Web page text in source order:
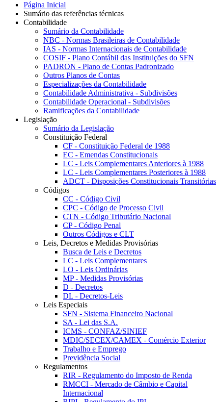
Página Inicial
Sumário das referências técnicas
Contabilidade
Sumário da Contabilidade
NBC - Normas Brasileiras de Contabilidade
IAS - Normas Internacionais de Contabilidade
COSIF - Plano Contábil das Instituições do SFN
PADRON - Plano de Contas Padronizado
Outros Planos de Contas
Especializações da Contabilidade
Contabilidade Administrativa - Subdivisões
Contabilidade Operacional - Subdivisões
Ramificações da Contabilidade
Legislação
Sumário da Legislação
Constituição Federal
CF - Constituição Federal de 1988
EC - Emendas Constitucionais
LC - Leis Complementares Anteriores à 1988
LC - Leis Complementares Posteriores à 1988
ADCT - Disposições Constitucionais Transitórias
Códigos
CC - Código Civil
CPC - Código de Processo Civil
CTN - Código Tributário Nacional
CP - Código Penal
Outros Códigos e CLT
Leis, Decretos e Medidas Provisórias
Busca de Leis e Decretos
LC - Leis Complementares
LO - Leis Ordinárias
MP - Medidas Provisórias
D - Decretos
DL - Decretos-Leis
Leis Especiais
SFN - Sistema Financeiro Nacional
SA - Lei das S.A.
ICMS - CONFAZ/SINIEF
MDIC/SECEX/CAMEX - Comércio Exterior
Trabalho e Emprego
Previdência Social
Regulamentos
RIR - Regulamento do Imposto de Renda
RMCCI - Mercado de Câmbio e Capital
Internacional